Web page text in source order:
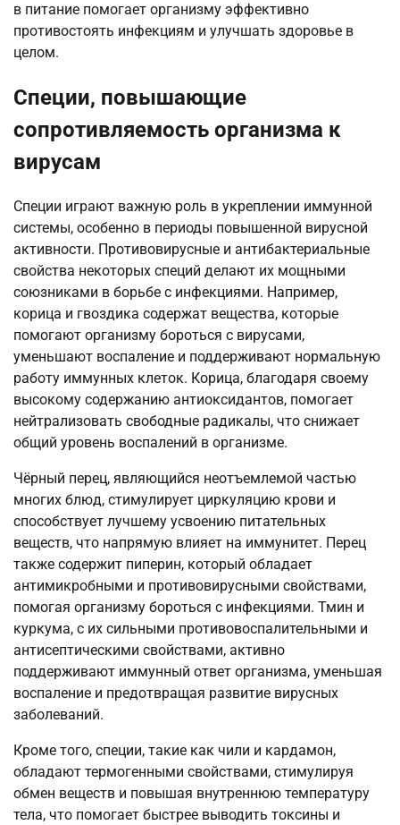
в питание помогает организму эффективно
противостоять инфекциям и улучшать здоровье в
целом.
Специи, повышающие
сопротивляемость организма к
вирусам
Специи играют важную роль в укреплении иммунной
системы, особенно в периоды повышенной вирусной
активности. Противовирусные и антибактериальные
свойства некоторых специй делают их мощными
союзниками в борьбе с инфекциями. Например,
корица и гвоздика содержат вещества, которые
помогают организму бороться с вирусами,
уменьшают воспаление и поддерживают нормальную
работу иммунных клеток. Корица, благодаря своему
высокому содержанию антиоксидантов, помогает
нейтрализовать свободные радикалы, что снижает
общий уровень воспалений в организме.
Чёрный перец, являющийся неотъемлемой частью
многих блюд, стимулирует циркуляцию крови и
способствует лучшему усвоению питательных
веществ, что напрямую влияет на иммунитет. Перец
также содержит пиперин, который обладает
антимикробными и противовирусными свойствами,
помогая организму бороться с инфекциями. Тмин и
куркума, с их сильными противовоспалительными и
антисептическими свойствами, активно
поддерживают иммунный ответ организма, уменьшая
воспаление и предотвращая развитие вирусных
заболеваний.
Кроме того, специи, такие как чили и кардамон,
обладают термогенными свойствами, стимулируя
обмен веществ и повышая внутреннюю температуру
тела, что помогает быстрее выводить токсины и